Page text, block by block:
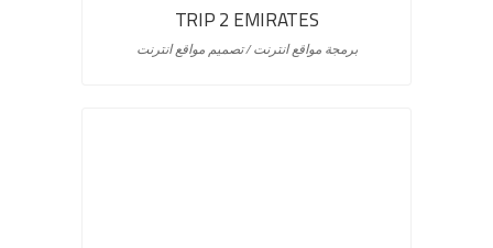
TRIP 2 EMIRATES
برمجة مواقع انترنت / تصميم مواقع انترنت